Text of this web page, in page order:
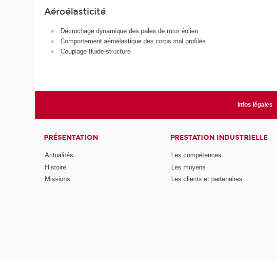
Aéroélasticité
Décrochage dynamique des pales de rotor éolien
Comportement aéroélastique des corps mal profilés
Couplage fluide-structure
Infos légales
PRÉSENTATION
Actualités
Histoire
Missions
PRESTATION INDUSTRIELLE
Les compétences
Les moyens
Les clients et partenaires